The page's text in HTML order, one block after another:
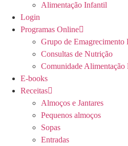
Alimentação Infantil
Login
Programas Online
Grupo de Emagrecimento
Consultas de Nutrição
Comunidade Alimentação
E-books
Receitas
Almoços e Jantares
Pequenos almoços
Sopas
Entradas